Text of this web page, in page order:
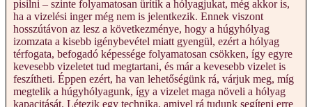
pisilni – szinte folyamatosan ürítik a hólyagjukat, még akkor is,
ha a vizelési inger még nem is jelentkezik. Ennek viszont
hosszútávon az lesz a következménye, hogy a húgyhólyag
izomzata a kisebb igénybevétel miatt gyengül, ezért a hólyag
térfogata, befogadó képessége folyamatosan csökken, így egyre
kevesebb vizeletet tud megtartani, és már a kevesebb vizelet is
feszítheti. Éppen ezért, ha van lehetőségünk rá, várjuk meg, míg
megtelik a húgyhólyagunk, így a vizelet maga növeli a hólyag
kapacitását. Létezik egy technika, amivel rá tudunk segíteni erre